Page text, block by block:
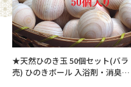
★天然ひのき玉 50個セット(バラ
売) ひのきボール 入浴剤・消臭・